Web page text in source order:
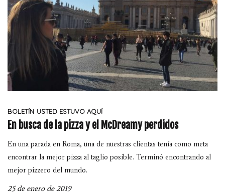
BOLETÍN USTED ESTUVO AQUÍ
En busca de la pizza y el McDreamy perdidos
En una parada en Roma, una de nuestras clientas tenía como meta
encontrar la mejor pizza al taglio posible. Terminó encontrando al
mejor pizzero del mundo.
25 de enero de 2019